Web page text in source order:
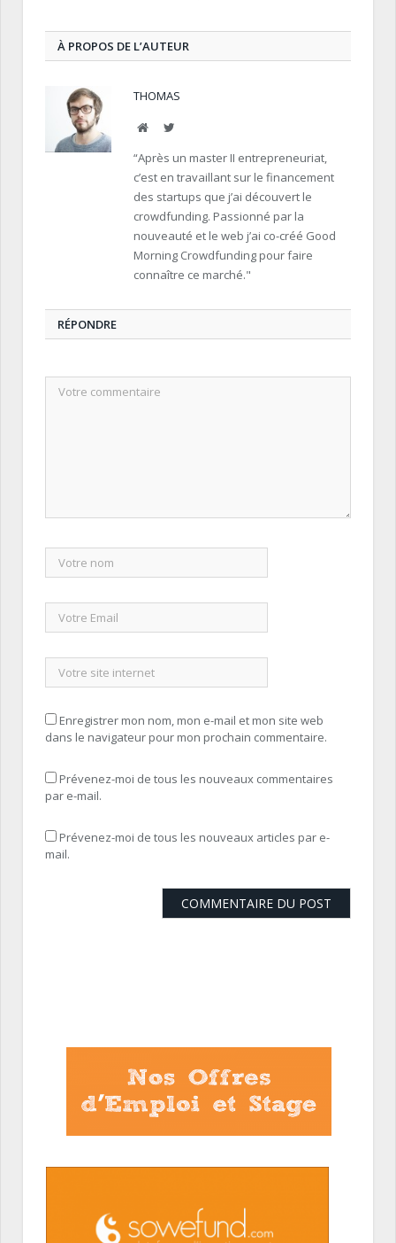
À PROPOS DE L’AUTEUR
THOMAS
Site Twitter
“Après un master II entrepreneuriat,
c’est en travaillant sur le financement
des startups que j’ai découvert le
crowdfunding. Passionné par la
nouveauté et le web j’ai co-créé Good
Morning Crowdfunding pour faire
connaître ce marché."
RÉPONDRE
Enregistrer mon nom, mon e-mail et mon site web
dans le navigateur pour mon prochain commentaire.
Prévenez-moi de tous les nouveaux commentaires
par e-mail.
Prévenez-moi de tous les nouveaux articles par e-
mail.